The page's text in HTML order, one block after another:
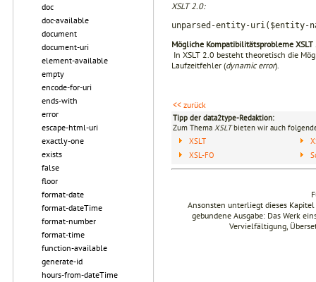
doc
doc-available
document
document-uri
element-available
empty
encode-for-uri
ends-with
error
escape-html-uri
exactly-one
exists
false
floor
format-date
format-dateTime
format-number
format-time
function-available
generate-id
hours-from-dateTime
XSLT 2.0:
unparsed-entity-uri($entity-
Mögliche Kompatibilitätsprobleme XSLT
In XSLT 2.0 besteht theoretisch die
Laufzeitfehler (dynamic error).
<< zurück
Tipp der data2type-Redaktion:
Zum Thema XSLTbieten wir auch
XSLT
XSL-FO
Ansonsten unterliegt dieses
gebundene Ausgabe: Das Werk
Vervielfältigung,